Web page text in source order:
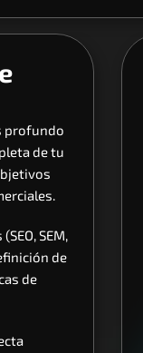
profundo
de tu
SEM,
de
de